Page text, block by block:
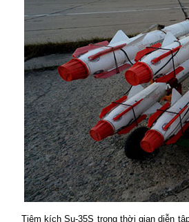
Tiêm kích Su-35S trong thời gian diễn